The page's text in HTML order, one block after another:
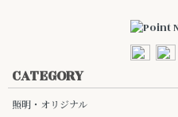
CATEGORY
照明・オリジナル